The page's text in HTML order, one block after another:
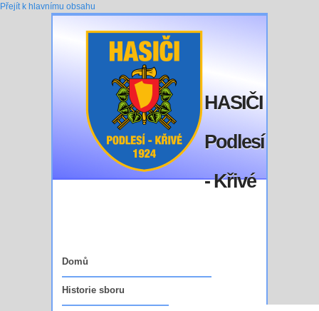
Přejít k hlavnímu obsahu
HASIČI
Podlesí
- Křivé
Domů
Historie sboru